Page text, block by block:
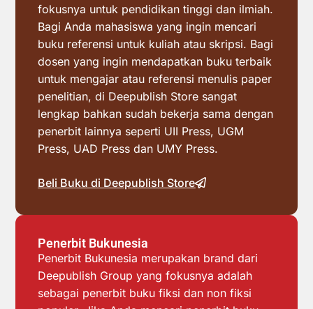
fokusnya untuk pendidikan tinggi dan ilmiah.
Bagi Anda mahasiswa yang ingin mencari
buku referensi untuk kuliah atau skripsi. Bagi
dosen yang ingin mendapatkan buku terbaik
untuk mengajar atau referensi menulis paper
penelitian, di Deepublish Store sangat
lengkap bahkan sudah bekerja sama dengan
penerbit lainnya seperti UII Press, UGM
Press, UAD Press dan UMY Press.
Beli Buku di Deepublish Store
Penerbit Bukunesia
Penerbit Bukunesia merupakan brand dari
Deepublish Group yang fokusnya adalah
sebagai penerbit buku fiksi dan non fiksi